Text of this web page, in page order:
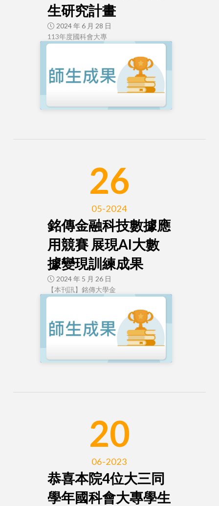
生研究計畫
2024 年 6 月 28 日
113年度國科會大專
26
05-2024
銘傳金融科技數據應
用競賽 展現AI大數
據變現訓練成果
2024 年 5 月 26 日
【本刊訊】銘傳大學金
20
06-2023
恭喜本院4位大三同
學年國科會大專學生